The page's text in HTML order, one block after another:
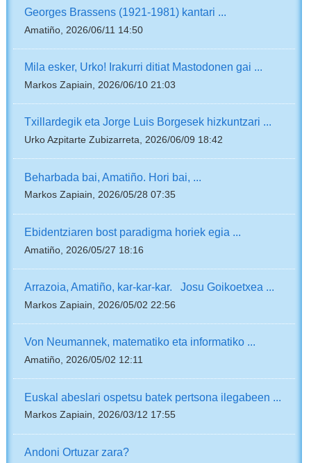
Georges Brassens (1921-1981) kantari ...
Amatiño, 2026/06/11 14:50
Mila esker, Urko! Irakurri ditiat Mastodonen gai ...
Markos Zapiain, 2026/06/10 21:03
Txillardegik eta Jorge Luis Borgesek hizkuntzari ...
Urko Azpitarte Zubizarreta, 2026/06/09 18:42
Beharbada bai, Amatiño. Hori bai, ...
Markos Zapiain, 2026/05/28 07:35
Ebidentziaren bost paradigma horiek egia ...
Amatiño, 2026/05/27 18:16
Arrazoia, Amatiño, kar-kar-kar. Josu Goikoetxea ...
Markos Zapiain, 2026/05/02 22:56
Von Neumannek, matematiko eta informatiko ...
Amatiño, 2026/05/02 12:11
Euskal abeslari ospetsu batek pertsona ilegabeen ...
Markos Zapiain, 2026/03/12 17:55
Andoni Ortuzar zara?